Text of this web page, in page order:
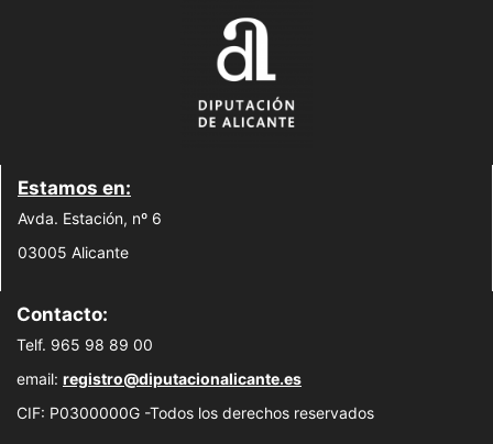
Estamos en:
Avda. Estación, nº 6
03005 Alicante
Contacto:
Telf. 965 98 89 00
email: registro@diputacionalicante.es
CIF: P0300000G -Todos los derechos reservados